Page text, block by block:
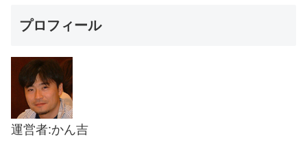
プロフィール
運営者:かん吉